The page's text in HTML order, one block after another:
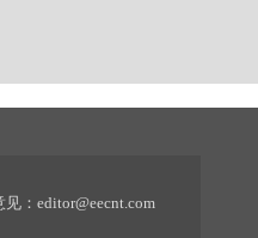
： editor@eecnt.com